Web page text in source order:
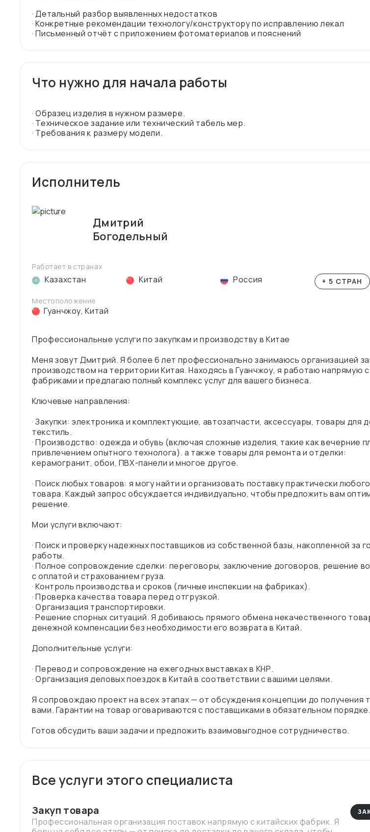
· Детальный разбор выявленных недостатков
· Конкретные рекомендации технологу/конструктору по исправлению лекал
Что нужно для начала работы
· Образец изделия в нужном размере.
· Техническое задание или технический табель мер.
Исполнитель
Дмитрий
Богодельный
Работает в странах
Казахстан Китай Россия + 5 СТРАН
Местоположение
Гуанчжоу,Китай
Профессиональные услуги по закупкам и производству в Китае
Меня зовут Дмитрий. Я более 6 лет профессионально занимаюсь организацией
производством на территории Китая. Находясь в Гуанчжоу, я работаю напрямую с
фабриками и предлагаю полный комплекс услуг для вашего бизнеса.
Ключевые направления:
· Закупки: электроника и комплектующие, автозапчасти, аксессуары, товары для
текстиль.
· Производство: одежда и обувь (включая сложные изделия, такие как вечерние
привлечением опытного технолога). а также товары для ремонта и отделки:
керамогранит, обои, ПВХ-панели и многое другое.
· Поиск любых товаров: я могу найти и организовать поставку практически любого
товара. Каждый запрос обсуждается индивидуально, чтобы предложить вам
решение.
Мои услуги включают:
· Поиск и проверку надежных поставщиков из собственной базы, накопленной за
работы.
· Полное сопровождение сделки: переговоры, заключение договоров, решение
с оплатой и страхованием груза.
· Контроль производства и сроков (личные инспекции на фабриках).
· Проверка качества товара перед отгрузкой.
· Организация транспортировки.
· Решение спорных ситуаций. Я добиваюсь прямого обмена некачественного
денежной компенсации без необходимости его возврата в Китай.
Дополнительные услуги:
· Перевод и сопровождение на ежегодных выставках в КНР.
· Организация деловых поездок в Китай в соответствии с вашими целями.
Я сопровождаю проект на всех этапах — от обсуждения концепции до получения
вами. Гарантии на товар оговариваются с поставщиками в обязательном порядке.
Все услуги этого специалиста
Закуп товара
Профессиональная организация поставок напрямую с китайских фабрик. Я